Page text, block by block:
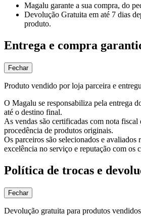
Magalu garante a sua compra, do
Devolução Gratuita em até 7 dias
produto.
Entrega e compra
Fechar
Produto vendido por loja parceira e
O Magalu se responsabiliza pela entrega
até o destino final.
As vendas são certificadas com nota fiscal
procedência de produtos originais.
Os parceiros são selecionados e avaliados
excelência no serviço e reputação com os
Política de trocas e
Fechar
Devolução gratuita para produtos